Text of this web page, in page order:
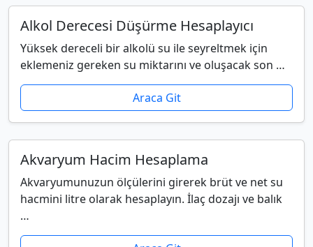
Alkol Derecesi Düşürme Hesaplayıcı
Yüksek dereceli bir alkolü su ile seyreltmek için
eklemeniz gereken su miktarını ve oluşacak son …
Araca Git
Akvaryum Hacim Hesaplama
Akvaryumunuzun ölçülerini girerek brüt ve net su
hacmini litre olarak hesaplayın. İlaç dozajı ve balık
…